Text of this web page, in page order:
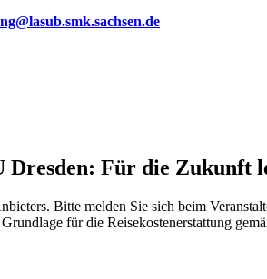
Für die Zukunft
Bitte melden Sie sich beim
für die Reisekostenerstattung